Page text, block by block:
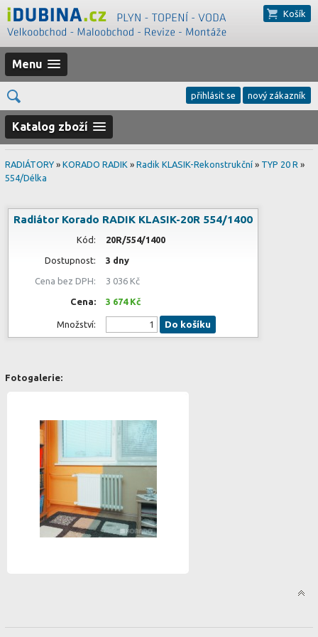
Košík
Menu
přihlásit se nový zákazník
Katalog zboží
RADIÁTORY » KORADO RADIK » Radik KLASIK-Rekonstrukční » TYP 20 R »
554/Délka
Radiátor Korado RADIK KLASIK-20R 554/1400
Kód: 20R/554/1400
Dostupnost: 3 dny
Cena bez DPH: 3 036 Kč
Cena: 3 674 Kč
Množství: Do košíku
Fotogalerie: